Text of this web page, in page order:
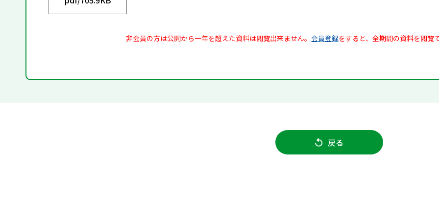
非会員の方は公開から一年を超えた資料は閲覧出来ません。 会員登録をすると、全期間の資料を閲覧
戻る